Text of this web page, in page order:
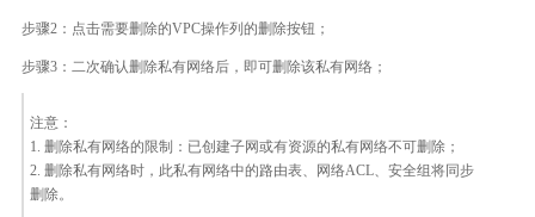
步骤2：点击需要删除的VPC操作列的删除按钮；
步骤3：二次确认删除私有网络后，即可删除该私有网络；
注意：
1. 删除私有网络的限制：已创建子网或有资源的私有网络不可删除；
2. 删除私有网络时，此私有网络中的路由表、网络ACL、安全组将同步
删除。